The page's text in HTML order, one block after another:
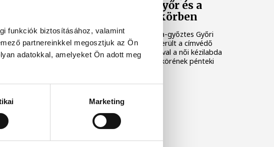
funkciók biztosításához, valamint
partnereinkkel megosztjuk az Ön
adatokkal, amelyeket Ön adott meg
Marketing
összekerült a Győr és a
Metz a csoportkörben
A bajnok és Magyar Kupa-győztes Győri
Audi ETO KC újra összekerült a címvédő
francia Metz HB csapatával a női kézilabda
Bajnokok Ligája csoportkörének pénteki